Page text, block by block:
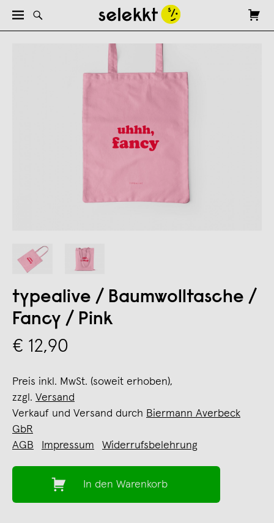
typealive / Baumwolltasche /
Fancy / Pink
€ 12,90
Preis inkl. MwSt. (soweit erhoben),
zzgl. Versand
Verkauf und Versand durch Biermann Averbeck
GbR
AGB
Impressum Widerrufsbelehrung
In den Warenkorb